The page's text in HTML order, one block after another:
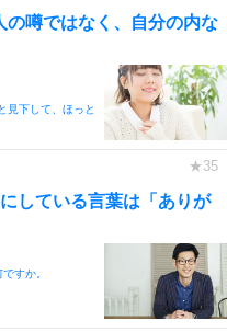
噂ではなく、自分の内な
見下して、ほっと
している言葉は「ありが
すか。